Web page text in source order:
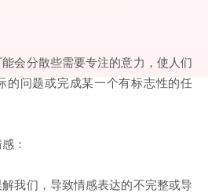
会分散些需要专注的意力，使人们
的问题或完成某一个有标志性的任
：
我们，导致情感表达的不完整或导